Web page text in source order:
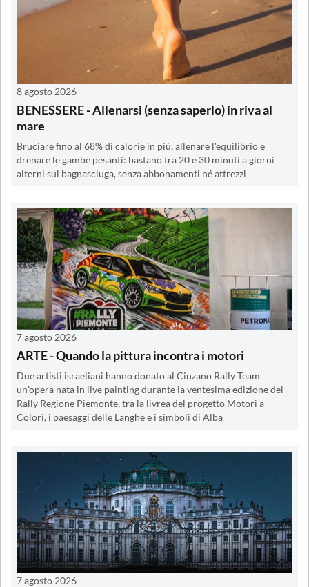
8 agosto 2026
BENESSERE - Allenarsi (senza saperlo) in riva al
mare
Bruciare fino al 68% di calorie in più, allenare l'equilibrio e
drenare le gambe pesanti: bastano tra 20 e 30 minuti a giorni
alterni sul bagnasciuga, senza abbonamenti né attrezzi
7 agosto 2026
ARTE - Quando la pittura incontra i motori
Due artisti israeliani hanno donato al Cinzano Rally Team
un'opera nata in live painting durante la ventesima edizione del
Rally Regione Piemonte, tra la livrea del progetto Motori a
Colori, i paesaggi delle Langhe e i simboli di Alba
7 agosto 2026